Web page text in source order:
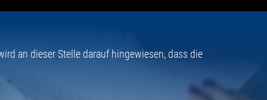
an dieser Stelle darauf hingewiesen, dass die